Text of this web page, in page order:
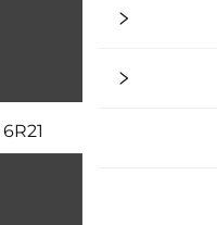
6R21 روکش فومی زیبایی PE